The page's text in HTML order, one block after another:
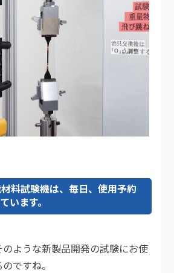
料試験機は、毎日、使用予約
います。
ような新製品開発の試験にお使
ですね。